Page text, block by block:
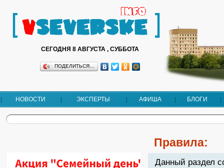
СЕГОДНЯ 8 АВГУСТА , СУББОТА
ПОДЕЛИТЬСЯ…
НОВОСТИ ЭКСПЕРТЫ АФИША БЛОГИ
Правила:
Данный раздел